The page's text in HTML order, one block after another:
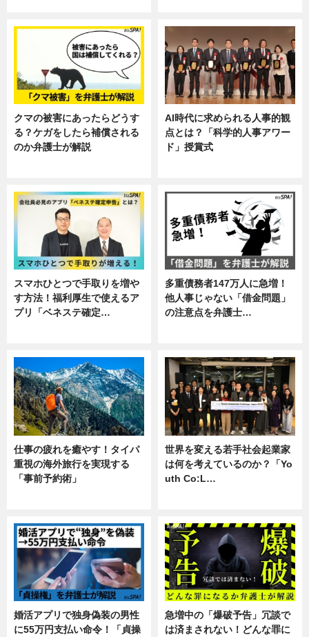
クマの被害にあったらどうす
る？ケガをしたら補償される
のか弁護士が解説
AI時代に求められる人事的観
点とは？「科学的人事アワー
ド」授賞式
スマホひとつで手取りを増や
す方法！福利厚生で使えるア
プリ「ベネステ確定…
多重債務者147万人に急増！
他人事じゃない「借金問題」
の注意点を弁護士…
仕事の疲れを癒やす！タイパ
重視の海外旅行を実現する
「事前予約術」
世界を変える若手社会起業家
は何を考えているのか？「Yo
uth Co:L…
婚活アプリで独身偽装の男性
に55万円支払い命令！「貞操
急増中の「爆破予告」冗談で
は済まされない！どんな罪に